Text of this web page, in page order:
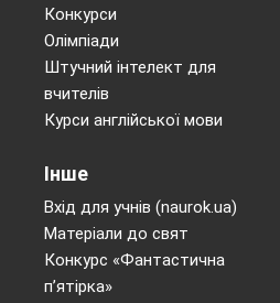
Конкурси
Олімпіади
Штучний інтелект для
вчителів
Курси англійської мови
Інше
Вхід для учнів (naurok.ua)
Матеріали до свят
Конкурс «Фантастична
п’ятірка»